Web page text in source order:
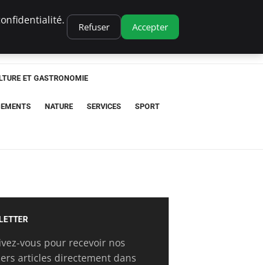
ET GASTRONOMIE
NATURE SERVICES SPORT
vous pour recevoir nos
articles directement dans
Refuser Accepter